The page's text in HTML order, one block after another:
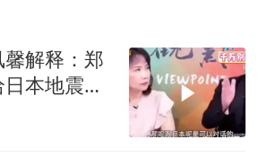
解释：郑
本地震捐